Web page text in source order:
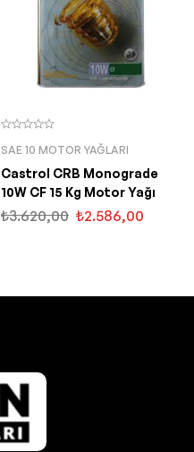
SAE 10 MOTOR YAĞLARI
Castrol CRB Monograde
10W CF 15 Kg Motor Yağı
₺3.620,00 ₺2.586,00